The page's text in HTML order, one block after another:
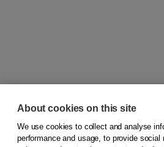
© 2026Koninklijke Boom uitgevers
About cookies on this site
We use cookies to collect and analyse
performance and usage, to provide social